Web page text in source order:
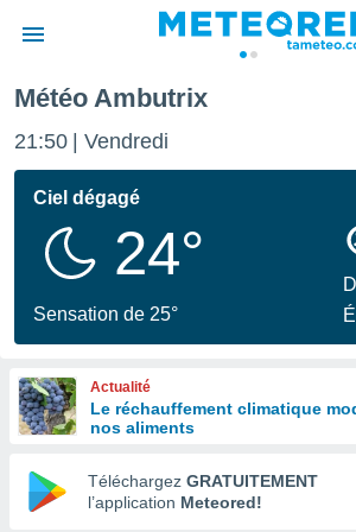
de
en
Météo Ambutrix
21:50 Vendredi
Ciel dégagé
24°
Sensation de 25°
Actualité
Le réchauffement climatique
nos aliments
Téléchargez GRATUITEMENT
l’application Meteored!